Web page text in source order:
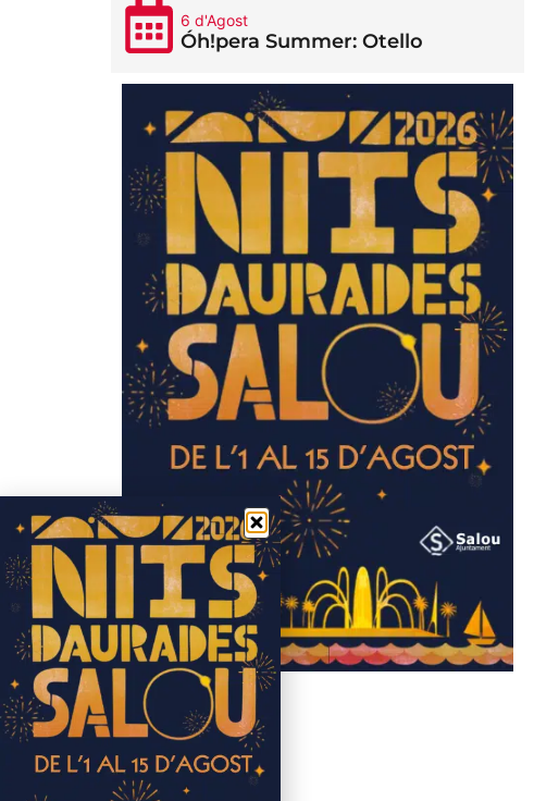
6 d'Agost
Óh!pera Summer: Otello